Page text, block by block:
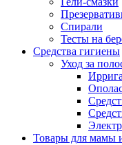
Спирали
Тесты на
Средства гигиены
Уход за
Товары для мамы